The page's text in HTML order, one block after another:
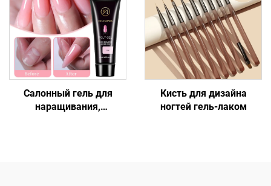
Салонный гель для
наращивания,
Кисть для дизайна
ногтей гель-лаком